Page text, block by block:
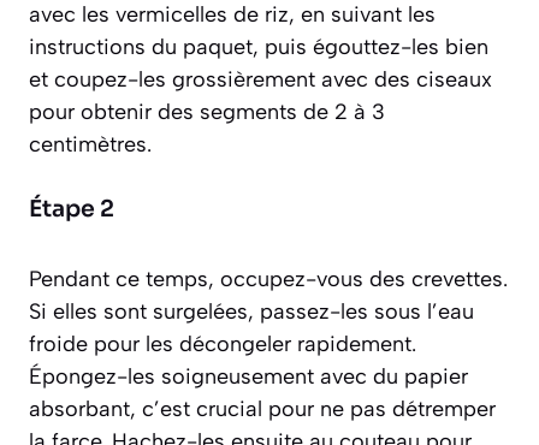
avec les vermicelles de riz, en suivant les
instructions du paquet, puis égouttez-les bien
et coupez-les grossièrement avec des ciseaux
pour obtenir des segments de 2 à 3
centimètres.
Étape 2
Pendant ce temps, occupez-vous des crevettes.
Si elles sont surgelées, passez-les sous l’eau
froide pour les décongeler rapidement.
Épongez-les soigneusement avec du papier
absorbant, c’est crucial pour ne pas détremper